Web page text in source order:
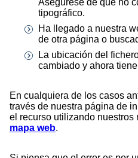
Asegúrese de que no
tipográfico.
Ha llegado a nuestra
de otra página o
La ubicación del
cambiado y ahora
En cualquiera de los casos
través de nuestra página de
el recurso utilizando nuestros
mapa web.